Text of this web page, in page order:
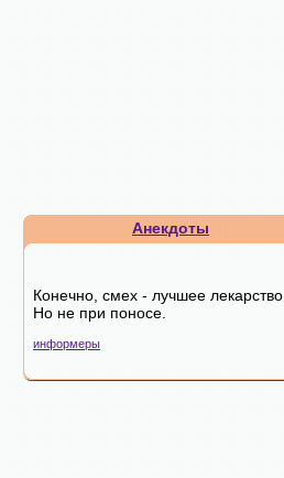
Анекдоты
Конечно, смех - лучшее лекарство.
Но не при поносе.
информеры